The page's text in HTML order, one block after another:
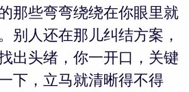
那些弯弯绕绕在你眼里就
别人还在那儿纠结方案，
出头绪，你一开口，关键
下，立马就清晰得不得